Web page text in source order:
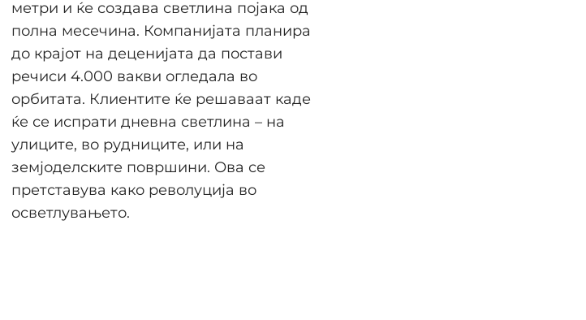
метри и ќе создава светлина појака од
полна месечина. Компанијата планира
до крајот на деценијата да постави
речиси 4.000 вакви огледала во
орбитата. Клиентите ќе решаваат каде
ќе се испрати дневна светлина – на
улиците, во рудниците, или на
земјоделските површини. Ова се
претставува како револуција во
осветлувањето.